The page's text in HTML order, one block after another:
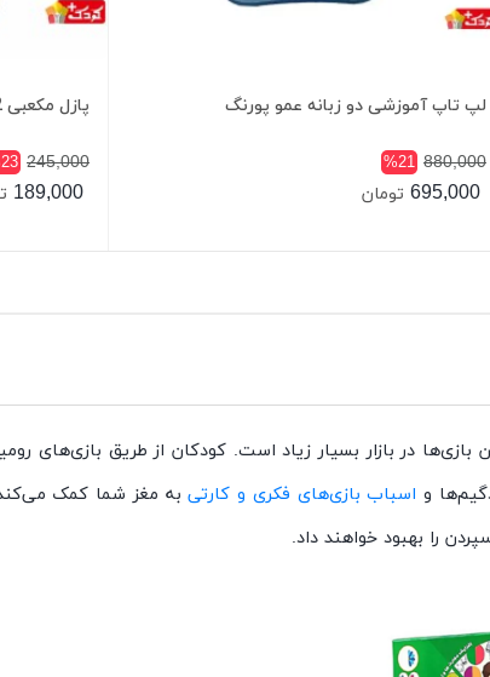
لپ تاپ آموزشی دو زبانه عمو پورنگ
880,000
%21
695,000 تومان
پازل مکعبی 2*2 چوبی 6 وجهی
245,000
189,000
در بازار بسیار زیاد است. کودکان از طریق بازی‌های
و اسباب بازی‌های فکری و کارتیبه مغز شما کمک می‌کند
را بهبود خواهند داد.